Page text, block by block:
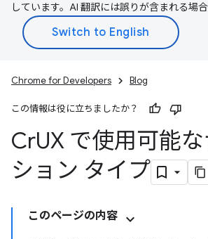
しています。AI 翻訳には誤りが含まれる場合
Chrome for Developers Blog
この情報は役に立ちましたか？
CrUX で使用可能
ション タイプ
このページの内容